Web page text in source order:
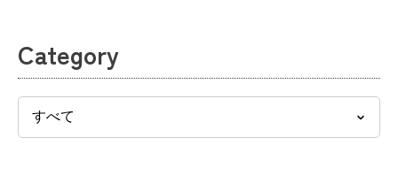
Category